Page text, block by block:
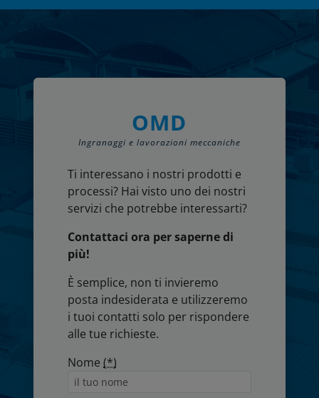
OMD
Ingranaggi e lavorazioni meccaniche
Ti interessano i nostri prodotti e
processi? Hai visto uno dei nostri
servizi che potrebbe interessarti?
Contattaci ora per saperne di
più!
È semplice, non ti invieremo
posta indesiderata e utilizzeremo
i tuoi contatti solo per rispondere
alle tue richieste.
Nome(*)